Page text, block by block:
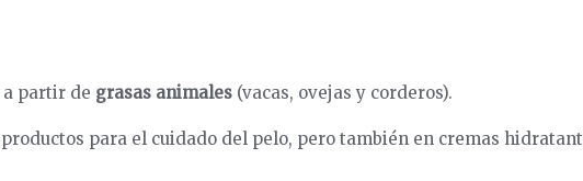
partir de grasas animales(vacas, ovejas y corderos).
para el cuidado del pelo, pero también en cremas